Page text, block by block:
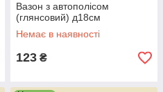
Вазон з автополісом
(глянсовий) д18см
Немає в наявності
123 ₴